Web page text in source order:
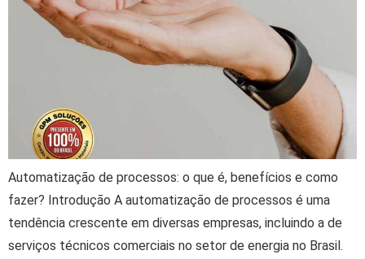
Automatização de processos: o que é, benefícios e como
fazer? Introdução A automatização de processos é uma
tendência crescente em diversas empresas, incluindo a de
serviços técnicos comerciais no setor de energia no Brasil.